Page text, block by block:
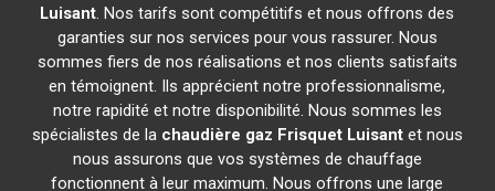
Luisant. Nos tarifs sont compétitifs et nous offrons des
garanties sur nos services pour vous rassurer. Nous
sommes fiers de nos réalisations et nos clients satisfaits
en témoignent. Ils apprécient notre professionnalisme,
notre rapidité et notre disponibilité. Nous sommes les
spécialistes de la chaudière gaz Frisquet Luisantet nous
nous assurons que vos systèmes de chauffage
fonctionnent à leur maximum. Nous offrons une large